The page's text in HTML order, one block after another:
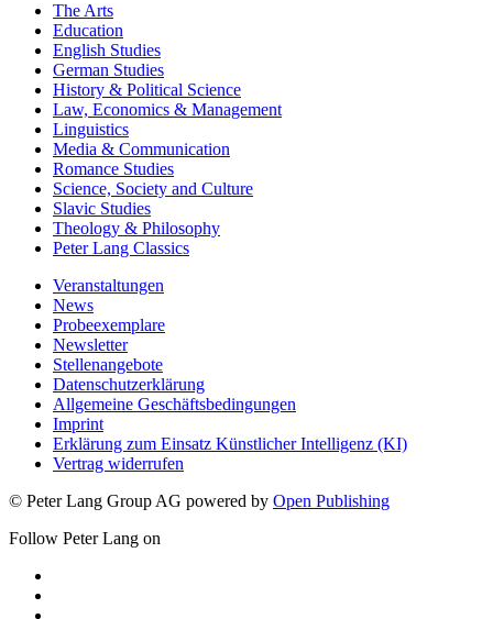
The Arts
Education
English Studies
German Studies
History & Political Science
Law, Economics & Management
Linguistics
Media & Communication
Romance Studies
Science, Society and Culture
Slavic Studies
Theology & Philosophy
Peter Lang Classics
Veranstaltungen
News
Probeexemplare
Newsletter
Stellenangebote
Datenschutzerklärung
Allgemeine Geschäftsbedingungen
Imprint
Erklärung zum Einsatz Künstlicher Intelligenz (KI)
Vertrag widerrufen
© Peter Lang Group AG powered by Open Publishing
Follow Peter Lang on